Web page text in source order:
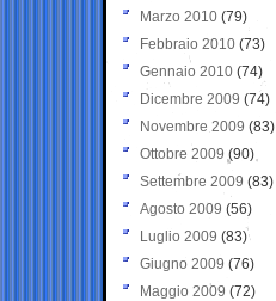
Marzo 2010 (79)
Febbraio 2010 (73)
Gennaio 2010 (74)
Dicembre 2009 (74)
Novembre 2009 (83)
Ottobre 2009 (90)
Settembre 2009 (83)
Agosto 2009 (56)
Luglio 2009 (83)
Giugno 2009 (76)
Maggio 2009 (72)